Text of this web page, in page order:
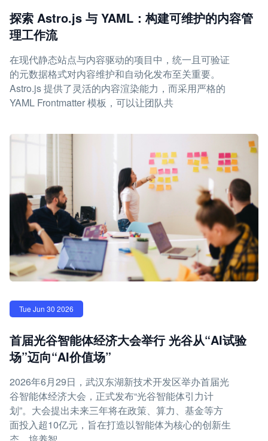
探索 Astro.js 与 YAML：构建可维护的内容管
理工作流
在现代静态站点与内容驱动的项目中，统一且可验证
的元数据格式对内容维护和自动化发布至关重要。
Astro.js 提供了灵活的内容渲染能力，而采用严格的
YAML Frontmatter 模板，可以让团队共
Tue Jun 30 2026
首届光谷智能体经济大会举行 光谷从“AI试验
场”迈向“AI价值场”
2026年6月29日，武汉东湖新技术开发区举办首届光
谷智能体经济大会，正式发布“光谷智能体引力计
划”。大会提出未来三年将在政策、算力、基金等方
面投入超10亿元，旨在打造以智能体为核心的创新生